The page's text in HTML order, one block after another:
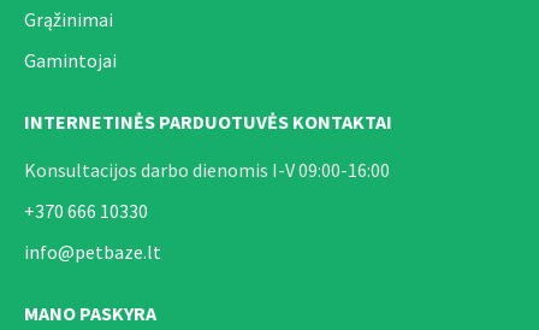
Grąžinimai
Gamintojai
INTERNETINĖS PARDUOTUVĖS KONTAKTAI
Konsultacijos darbo dienomis I-V 09:00-16:00
+370 666 10330
info@petbaze.lt
MANO PASKYRA